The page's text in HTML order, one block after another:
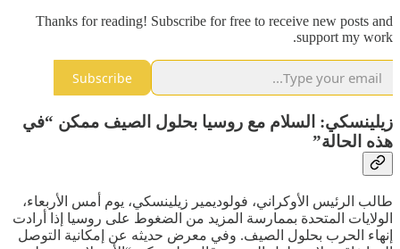
Thanks for reading! Subscribe for free to receive new posts and
support my work.
Subscribe
زيلينسكي: السلام مع روسيا بحلول الصيف ممكن “في
هذه الحالة”
طالب الرئيس الأوكراني، فولوديمير زيلينسكي، يوم أمس الأربعاء،
الولايات المتحدة بممارسة المزيد من الضغوط على روسيا إذا أرادت
إنهاء الحرب بحلول الصيف. وفي ‌معرض حديثه عن ‌إمكانية التوصل